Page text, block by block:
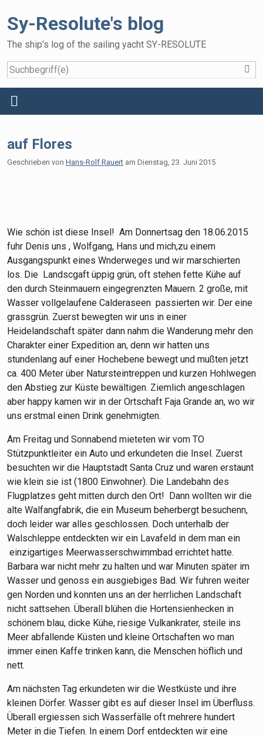
Sy-Resolute's blog
The ship's log of the sailing yacht SY-RESOLUTE
Reisen
Das Schiff
auf Flores
Geschrieben von Hans-Rolf Rauert am Dienstag, 23. Juni 2015
Wie schön ist diese Insel! Am Donnertsag den 18.06.2015
fuhr Denis uns , Wolfgang, Hans und mich,zu einem
Ausgangspunkt eines Wnderweges und wir marschierten
los. Die Landscgaft üppig grün, oft stehen fette Kühe auf
den durch Steinmauern eingegrenzten Mauern. 2 große, mit
Wasser vollgelaufene Calderaseen passierten wir. Der eine
grassgrün. Zuerst bewegten wir uns in einer
Heidelandschaft später dann nahm die Wanderung mehr den
Charakter einer Expedition an, denn wir hatten uns
stundenlang auf einer Hochebene bewegt und mußten jetzt
ca. 400 Meter über Natursteintreppen und kurzen Hohlwegen
den Abstieg zur Küste bewältigen. Ziemlich angeschlagen
aber happy kamen wir in der Ortschaft Faja Grande an, wo wir
uns erstmal einen Drink genehmigten.
Am Freitag und Sonnabend mieteten wir vom TO
Stützpunktleiter ein Auto und erkundeten die Insel. Zuerst
besuchten wir die Hauptstadt Santa Cruz und waren erstaunt
wie klein sie ist (1800 Einwohner). Die Landebahn des
Flugplatzes geht mitten durch den Ort! Dann wollten wir die
alte Walfangfabrik, die ein Museum beherbergt besuchenn,
doch leider war alles geschlossen. Doch unterhalb der
Walschleppe entdeckten wir ein Lavafeld in dem man ein
einzigartiges Meerwasserschwimmbad errichtet hatte.
Barbara war nicht mehr zu halten und war Minuten später im
Wasser und genoss ein ausgiebiges Bad. Wir fuhren weiter
gen Norden und konnten uns an der herrlichen Landschaft
nicht sattsehen. Überall blühen die Hortensienhecken in
schönem blau, dicke Kühe, riesige Vulkankrater, steile ins
Meer abfallende Küsten und kleine Ortschaften wo man
immer einen Kaffe trinken kann, die Menschen höflich und
nett.
Am nächsten Tag erkundeten wir die Westküste und ihre
kleinen Dörfer. Wasser gibt es auf dieser Insel im Überfluss.
Überall ergiessen sich Wasserfälle oft mehrere hundert
Meter in die Tiefen. In einem Dorf entdeckten wir eine